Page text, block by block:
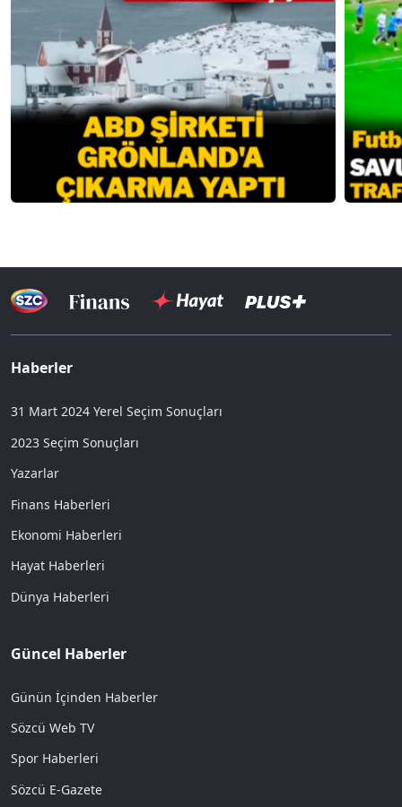
Haberler
31 Mart 2024 Yerel Seçim Sonuçları
2023 Seçim Sonuçları
Yazarlar
Finans Haberleri
Ekonomi Haberleri
Hayat Haberleri
Dünya Haberleri
Güncel Haberler
Günün İçinden Haberler
Sözcü Web TV
Spor Haberleri
Sözcü E-Gazete